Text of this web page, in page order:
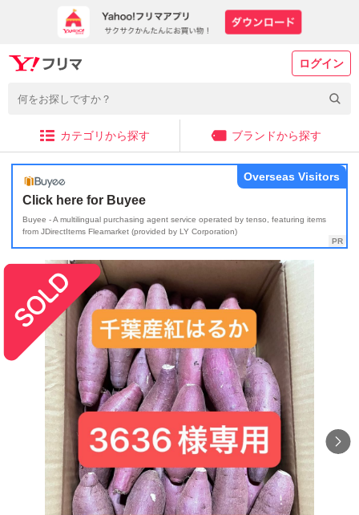
ログイン
カテゴリから探す ブランドから探す
Click here for Buyee
Buyee - A multilingual purchasing agent service operated by tenso, featuring items
from JDirectItems Fleamarket (provided by LY Corporation)
Overseas Visitors